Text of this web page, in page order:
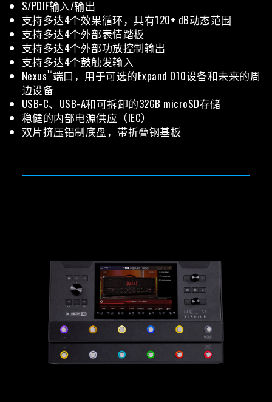
S/PDIF输入/输出
支持多达4个效果循环，具有120+ dB动态范围
支持多达4个外部表情踏板
支持多达4个外部功放控制输出
支持多达4个鼓触发输入
Nexus™端口，用于可选的Expand D10设备和未来的周
边设备
USB-C、USB-A和可拆卸的32GB microSD存储
稳健的内部电源供应（IEC）
双片挤压铝制底盘，带折叠钢基板